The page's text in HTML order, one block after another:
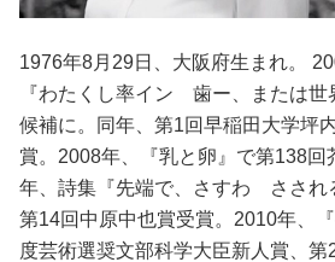
1976年8月29日、大阪府生まれ。
『わたくし率イン 歯ー、または世
候補に。同年、第1回早稲田大学坪
賞。2008年、『乳と卵』で第138回
年、詩集『先端で、さすわ ささ
第14回中原中也賞受賞。2010年、
度芸術選奨文部科学大臣新人賞、